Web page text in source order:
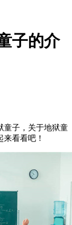
子的介
童子，关于地狱童
看看吧！